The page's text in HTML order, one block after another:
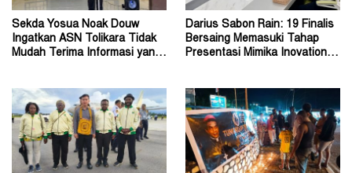
Sekda Yosua Noak Douw
Ingatkan ASN Tolikara Tidak
Mudah Terima Informasi yang
Darius Sabon Rain: 19 Finalis
Bersaing Memasuki Tahap
Presentasi Mimika Inovation